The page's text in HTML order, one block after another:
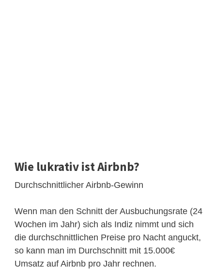
Wie lukrativ ist Airbnb?
Durchschnittlicher Airbnb-Gewinn
Wenn man den Schnitt der Ausbuchungsrate (24
Wochen im Jahr) sich als Indiz nimmt und sich
die durchschnittlichen Preise pro Nacht anguckt,
so kann man im Durchschnitt mit 15.000€
Umsatz auf Airbnb pro Jahr rechnen.